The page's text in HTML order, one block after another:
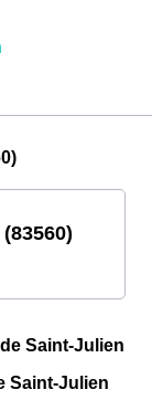
Saint-Julien
Saint-Julien